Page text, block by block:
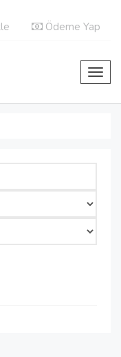
Ödeme Yap